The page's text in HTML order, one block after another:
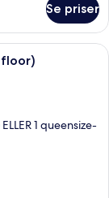
Se priser
med seng,
1 queensize-